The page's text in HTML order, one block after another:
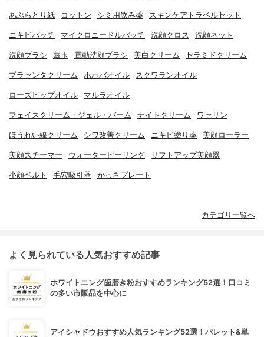
あぶらとり紙 コットン シミ用飲み薬 スキンケアトラベルセット
ニキビパッチ マイクロニードルパッチ 洗顔クロス 洗顔ネット
洗顔ブラシ 繭玉 電動洗顔ブラシ 美白クリーム セラミドクリーム
プラセンタクリーム ホホバオイル スクワランオイル
ローズヒップオイル マルラオイル
フェイスクリーム・ジェル・バーム ナイトクリーム ワセリン
ほうれい線クリーム シワ改善クリーム ニキビ塗り薬 美顔ローラー
美顔スチーマー ウォーターピーリング リフトアップ美顔器
小顔ベルト 毛穴吸引器 かっさプレート
カテゴリ一覧へ
よく見られている人気おすすめ記事
ホワイトニング歯磨き粉おすすめランキング52選！口コミ
の多い市販品を中心に
アイシャドウおすすめ人気ランキング52選！パレット&単